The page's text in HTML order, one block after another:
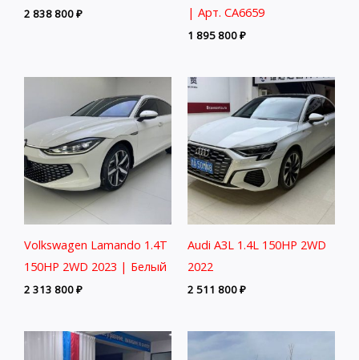
2 838 800₽
| Арт. CA6659
1 895 800₽
Volkswagen Lamando 1.4T
150HP 2WD 2023 | Белый
2 313 800₽
Audi A3L 1.4L 150HP 2WD
2022
2 511 800₽